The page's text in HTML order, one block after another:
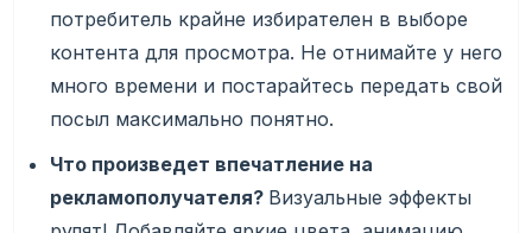
потребитель крайне избирателен в выборе
контента для просмотра. Не отнимайте у него
много времени и постарайтесь передать свой
посыл максимально понятно.
Что произведет впечатление на
рекламополучателя? Визуальные эффекты